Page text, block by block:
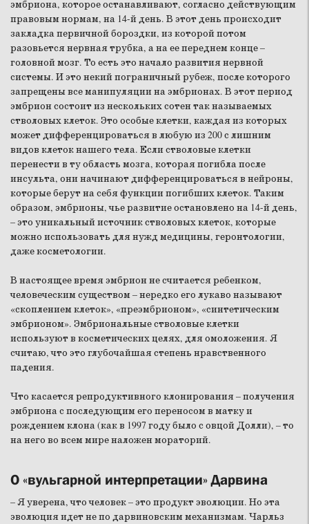
эмбриона, которое останавливают, согласно действующим
правовым нормам, на 14-й день. В этот день происходит
закладка первичной бороздки, из которой потом
разовьется нервная трубка, а на ее переднем конце –
головной мозг. То есть это начало развития нервной
системы. И это некий пограничный рубеж, после которого
запрещены все манипуляции на эмбрионах. В этот период
эмбрион состоит из нескольких сотен так называемых
стволовых клеток. Это особые клетки, каждая из которых
может дифференцироваться в любую из 200 с лишним
видов клеток нашего тела. Если стволовые клетки
перенести в ту область мозга, которая погибла после
инсульта, они начинают дифференцироваться в нейроны,
которые берут на себя функции погибших клеток. Таким
образом, эмбрионы, чье развитие остановлено на 14-й день,
– это уникальный источник стволовых клеток, которые
можно использовать для нужд медицины, геронтологии,
даже косметологии.
В настоящее время эмбрион не считается ребенком,
человеческим существом – нередко его лукаво называют
«скоплением клеток», «преэмбрионом», «синтетическим
эмбрионом». Эмбриональные стволовые клетки
используют в косметических целях, для омоложения. Я
считаю, что это глубочайшая степень нравственного
падения.
Что касается репродуктивного клонирования – получения
эмбриона с последующим его переносом в матку и
рождением клона (как в 1997 году было с овцой Долли), – то
на него во всем мире наложен мораторий.
О «вульгарной интерпретации» Дарвина
– Я уверена, что человек – это продукт эволюции. Но эта
эволюция идет не по дарвиновским механизмам. Чарльз